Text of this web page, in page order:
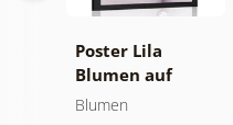
Poster Lila
Blumen auf
abstraktem
Blumen